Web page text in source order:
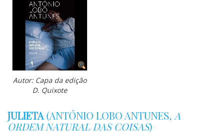
Autor: Capa da edição
D. Quixote
JULIETA(ANTÓNIO LOBO ANTUNES, A
ORDEM NATURAL DAS COISAS)